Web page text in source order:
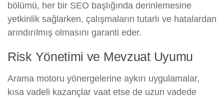
bölümü, her bir SEO başlığında derinlemesine
yetkinlik sağlarken, çalışmaların tutarlı ve hatalardan
arındırılmış olmasını garanti eder.
Risk Yönetimi ve Mevzuat Uyumu
Arama motoru yönergelerine aykırı uygulamalar,
kısa vadeli kazançlar vaat etse de uzun vadede